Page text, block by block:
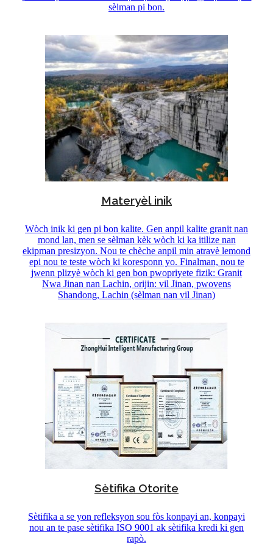
sèlman pi bon.
Materyèl inik
Wòch inik ki gen pi bon kalite. Gen anpil kalite granit nan
mond lan, men se sèlman kèk wòch ki ka itilize nan
ekipman presizyon. Nou te chèche anpil min atravè lemond
epi nou te teste wòch ki koresponn yo. Finalman, nou te
jwenn plizyè wòch ki gen bon pwopriyete fizik: Granit
Nwa Jinan nan Lachin, orijin: vil Jinan, pwovens
Shandong, Lachin (sèlman nan vil Jinan)
Sètifika Otorite
Sètifika a se yon refleksyon sou fòs konpayi an, konpayi
nou an te pase sètifika ISO 9001 ak sètifika kredi ki gen
rapò.